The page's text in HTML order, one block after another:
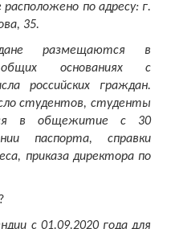
по адресу: г.
35.
размещаются в
основаниях с
российских граждан.
студентов, студенты
в общежитие с 30
паспорта, справки
приказа директора по
с 01.09.2020 года для